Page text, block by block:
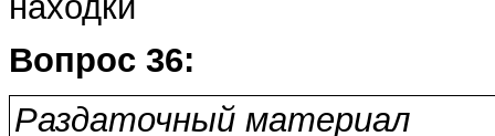
Вопрос 36:
Раздаточный материал